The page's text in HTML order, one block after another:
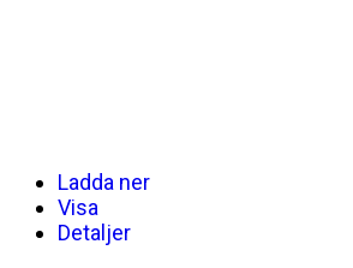
Ladda ner
Visa
Detaljer